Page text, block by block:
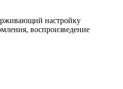
настройку
воспроизведение